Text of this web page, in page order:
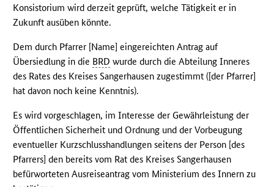
Konsistorium wird derzeit geprüft, welche Tätigkeit er in
Zukunft ausüben könnte.
Dem durch Pfarrer [Name] eingereichten Antrag auf
Übersiedlung in die BRD wurde durch die Abteilung Inneres
des Rates des Kreises Sangerhausen zugestimmt ([der Pfarrer]
hat davon noch keine Kenntnis).
Es wird vorgeschlagen, im Interesse der Gewährleistung der
Öffentlichen Sicherheit und Ordnung und der Vorbeugung
eventueller Kurzschlusshandlungen seitens der Person [des
Pfarrers] den bereits vom Rat des Kreises Sangerhausen
befürworteten Ausreiseantrag vom Ministerium des Innern zu